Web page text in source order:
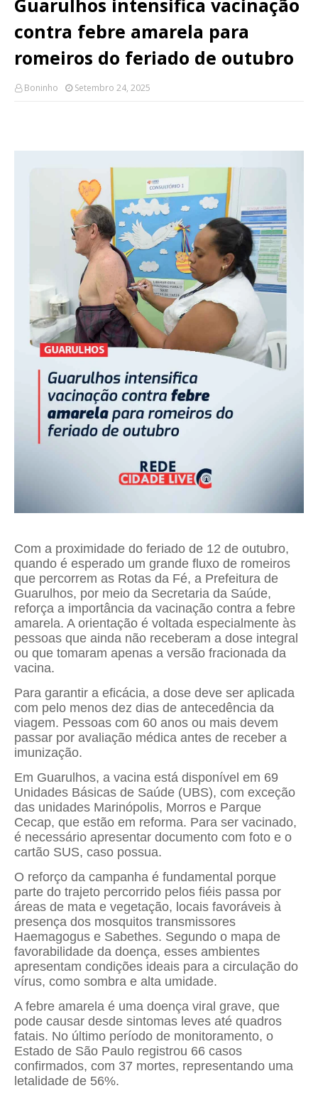
Guarulhos intensifica vacinação
contra febre amarela para
romeiros do feriado de outubro
Boninho Setembro 24, 2025
Com a proximidade do feriado de 12 de outubro,
quando é esperado um grande fluxo de romeiros
que percorrem as Rotas da Fé, a Prefeitura de
Guarulhos, por meio da Secretaria da Saúde,
reforça a importância da vacinação contra a febre
amarela. A orientação é voltada especialmente às
pessoas que ainda não receberam a dose integral
ou que tomaram apenas a versão fracionada da
vacina.
Para garantir a eficácia, a dose deve ser aplicada
com pelo menos dez dias de antecedência da
viagem. Pessoas com 60 anos ou mais devem
passar por avaliação médica antes de receber a
imunização.
Em Guarulhos, a vacina está disponível em 69
Unidades Básicas de Saúde (UBS), com exceção
das unidades Marinópolis, Morros e Parque
Cecap, que estão em reforma. Para ser vacinado,
é necessário apresentar documento com foto e o
cartão SUS, caso possua.
O reforço da campanha é fundamental porque
parte do trajeto percorrido pelos fiéis passa por
áreas de mata e vegetação, locais favoráveis à
presença dos mosquitos transmissores
Haemagogus e Sabethes. Segundo o mapa de
favorabilidade da doença, esses ambientes
apresentam condições ideais para a circulação do
vírus, como sombra e alta umidade.
A febre amarela é uma doença viral grave, que
pode causar desde sintomas leves até quadros
fatais. No último período de monitoramento, o
Estado de São Paulo registrou 66 casos
confirmados, com 37 mortes, representando uma
letalidade de 56%.